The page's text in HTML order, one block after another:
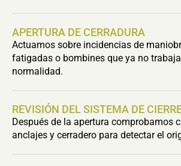
APERTURA DE CERRADURA
Actuamos sobre incidencias de
fatigadas o bombines que ya no
normalidad.
REVISIÓN DEL SISTEMA DE
Después de la apertura comprobamos
anclajes y cerradero para detectar el